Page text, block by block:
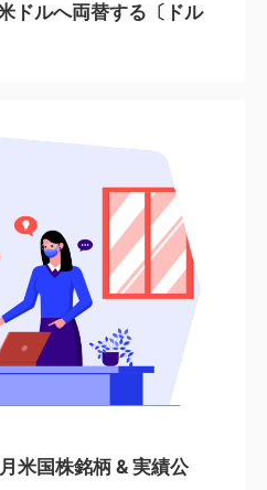
ドルへ両替する〔ドル
米国株銘柄 & 実績公